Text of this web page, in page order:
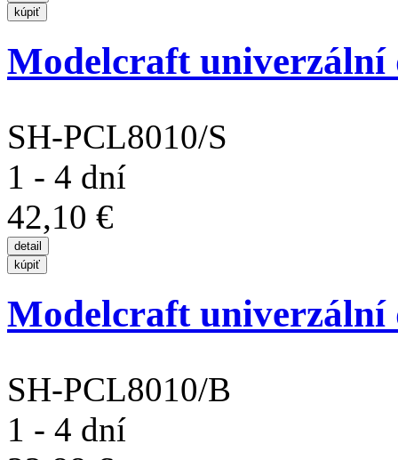
Modelcraft univerzální
SH-PCL8010/S
1 - 4 dní
42,10 €
Modelcraft univerzální
SH-PCL8010/B
1 - 4 dní